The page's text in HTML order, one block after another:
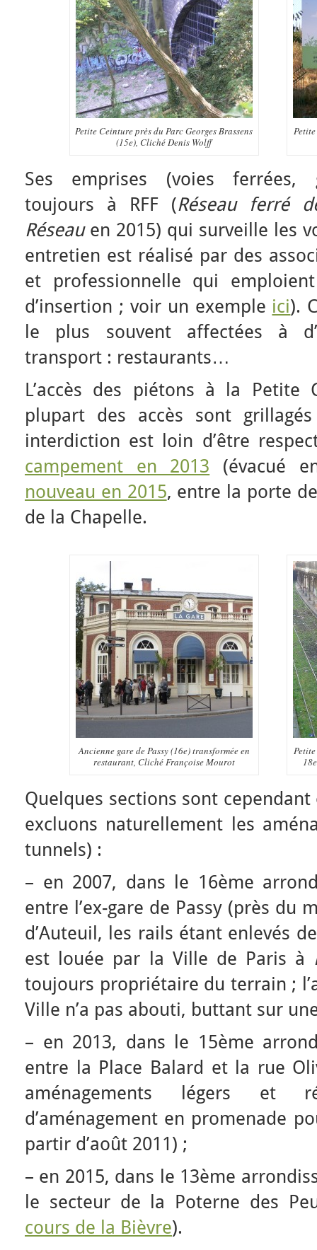
Petite Ceinture près du Parc Georges Brassens
(15e), Cliché Denis Wolff
Ses emprises (voies ferrées,
toujours à RFF (Réseau ferré
Réseauen 2015) qui surveille les
entretien est réalisé par des
et professionnelle qui
d’insertion ; voir un exemple ici).
le plus souvent affectées à
transport : restaurants…
L’accès des piétons à la
plupart des accès sont
interdiction est loin d’être
campement en 2013 (évacué
nouveau en 2015, entre la porte
de la Chapelle.
Ancienne gare de Passy (16e) transformée en
restaurant, Cliché Françoise Mourot
Quelques sections sont
excluons naturellement les
tunnels) :
– en 2007, dans le 16ème
entre l’ex-gare de Passy (près du
d’Auteuil, les rails étant enlevés
est louée par la Ville de Paris à
toujours propriétaire du terrain ;
Ville n’a pas abouti, buttant sur
– en 2013, dans le 15ème
entre la Place Balard et la rue
aménagements légers et
d’aménagement en promenade
partir d’août 2011) ;
– en 2015, dans le 13ème
le secteur de la Poterne des
cours de la Bièvre).